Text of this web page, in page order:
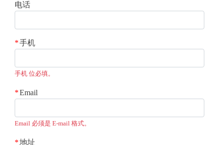
电话
手机
手机 位必填。
Email
Email 必须是 E-mail 格式。
地址